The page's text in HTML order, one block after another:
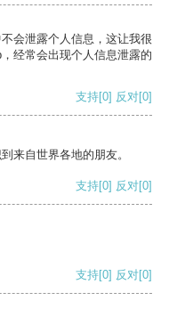
会泄露个人信息，这让我很
经常会出现个人信息泄露的
支持[0] 反对[0]
来自世界各地的朋友。
支持[0] 反对[0]
支持[0] 反对[0]